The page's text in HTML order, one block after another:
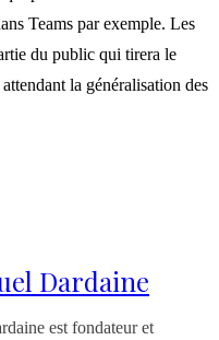
Teams par exemple. Les
du public qui tirera le
la généralisation des
Dardaine
est fondateur et